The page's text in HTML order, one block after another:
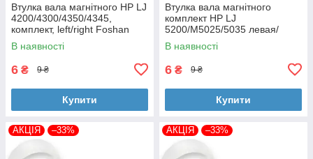
Втулка вала магнітного HP LJ
4200/4300/4350/4345,
комплект, left/right Foshan
(MAG-1338A-BSH-Foshan)
В наявності
6 ₴ 9 ₴
Купити
Втулка вала магнітного
комплект HP LJ
5200/M5025/5035 левая/
правая Foshan (MAG-7516A-
BSH-Foshan)
В наявності
6 ₴ 9 ₴
Купити
АКЦІЯ –33% АКЦІЯ –33%